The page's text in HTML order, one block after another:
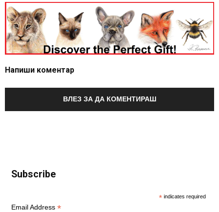
Напиши коментар
ВЛЕЗ ЗА ДА КОМЕНТИРАШ
Subscribe
* indicates required
Email Address *